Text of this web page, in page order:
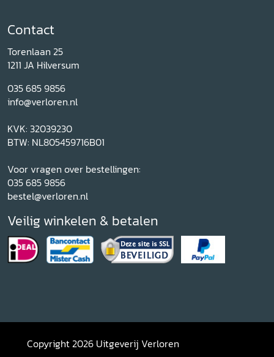
Contact
Torenlaan 25
1211 JA Hilversum
035 685 9856
info@verloren.nl
KVK: 32039230
BTW: NL805459716B01
Voor vragen over bestellingen:
035 685 9856
bestel@verloren.nl
Veilig winkelen & betalen
Copyright 2026 Uitgeverij Verloren